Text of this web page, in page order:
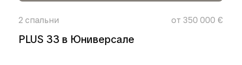
2 спальни от 350 000 €
PLUS 33 в Юниверсале